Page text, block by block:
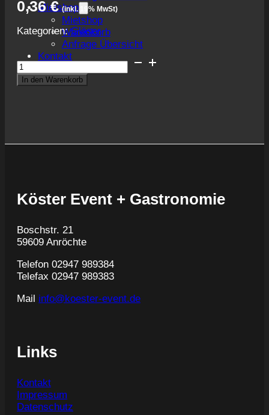
Mietshop
Mietshop
Warenkorb
Anfrage Übersicht
Kontakt
0,36€ (inkl. 19% MwSt)
Kategorien:Gläser
Glasaschenbecher
Menge
In den Warenkorb
Köster Event + Gastronomie
Boschstr. 21
59609 Anröchte
Telefon 02947 989384
Telefax 02947 989383
Mail info@koester-event.de
Links
Kontakt
Impressum
Datenschutz